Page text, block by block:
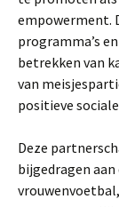
empowerment.
programma’s
betrekken van
van
positieve
Deze
bijgedragen